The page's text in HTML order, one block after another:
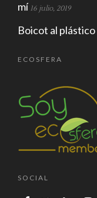
mí 16 julio, 2019
Boicot al plástico
ECOSFERA
SOCIAL